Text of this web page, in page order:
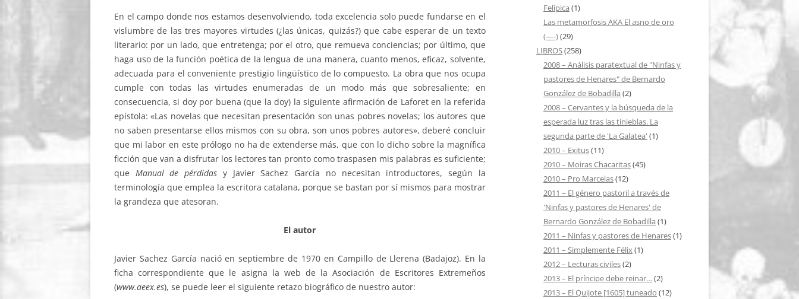
En el campo donde nos estamos desenvolviendo, toda excelencia solo puede fundarse en el
vislumbre de las tres mayores virtudes (¿las únicas, quizás?) que cabe esperar de un texto
literario: por un lado, que entretenga; por el otro, que remueva conciencias; por último, que
haga uso de la función poética de la lengua de una manera, cuanto menos, eficaz, solvente,
adecuada para el conveniente prestigio lingüístico de lo compuesto. La obra que nos ocupa
cumple con todas las virtudes enumeradas de un modo más que sobresaliente; en
consecuencia, si doy por buena (que la doy) la siguiente afirmación de Laforet en la referida
epístola: «Las novelas que necesitan presentación son unas pobres novelas; los autores que
no saben presentarse ellos mismos con su obra, son unos pobres autores», deberé concluir
que mi labor en este prólogo no ha de extenderse más, que con lo dicho sobre la magnífica
ficción que van a disfrutar los lectores tan pronto como traspasen mis palabras es suficiente;
que Manual de pérdidas y Javier Sachez García no necesitan introductores, según la
terminología que emplea la escritora catalana, porque se bastan por sí mismos para mostrar
la grandeza que atesoran.
El autor
Javier Sachez García nació en septiembre de 1970 en Campillo de Llerena (Badajoz). En la
ficha correspondiente que le asigna la web de la Asociación de Escritores Extremeños
(www.aeex.es), se puede leer el siguiente retazo biográfico de nuestro autor:
Felípica (1)
Las metamorfosis AKA El asno de oro
(—-)(29)
LIBROS(258)
2008 – Análisis paratextual de "Ninfas y
pastores de Henares" de Bernardo
González de Bobadilla (2)
2008 – Cervantes y la búsqueda de la
esperada luz tras las tinieblas. La
segunda parte de 'La Galatea' (1)
2010 – Exitus(11)
2010 – Moiras Chacaritas(45)
2010 – Pro Marcelas(12)
2011 – El género pastoril a través de
'Ninfas y pastores de Henares' de
Bernardo González de Bobadilla (1)
2011 – Ninfas y pastores de Henares(1)
2011 – Simplemente Félix(1)
2012 – Lecturas civiles(2)
2013 – El príncipe debe reinar… (2)
2013 – El Quijote [1605] tuneado (12)